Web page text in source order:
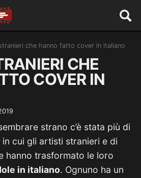
che hanno fatto cover in italiano
CHE
COVER IN
strano c’è stata più di
cui gli artisti stranieri e di
hanno trasformato le loro
in italiano. Ognuno ha un